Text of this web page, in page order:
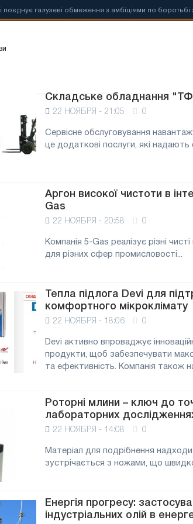
галузеві обмеження з амбіціями по боротьбі зі
Складське обладнання
22 НОЯБРЯ - 21:05 0
Сервісне обслуговування
це додаткові послуги, які надають
Аргон високої чистоти в
Gas
22 НОЯБРЯ - 20:58 0
Компанія 5-Gas реалізує різні чисті
для різних сфер промисловості...
Тепла підлога Devi для
комфортного мікроклімату
22 НОЯБРЯ - 18:06 0
Devi активно впроваджує
продукти, щоб забезпечувати
та ефективність. Компанія також
Роторні млини – ключ до
лабораторних
22 НОЯБРЯ - 14:08 0
Матеріал для подрібнення
зустрічається з ножами, що
Енергія прогресу:
індустріальних олій в